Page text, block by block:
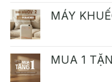
MÁY
MUA 1